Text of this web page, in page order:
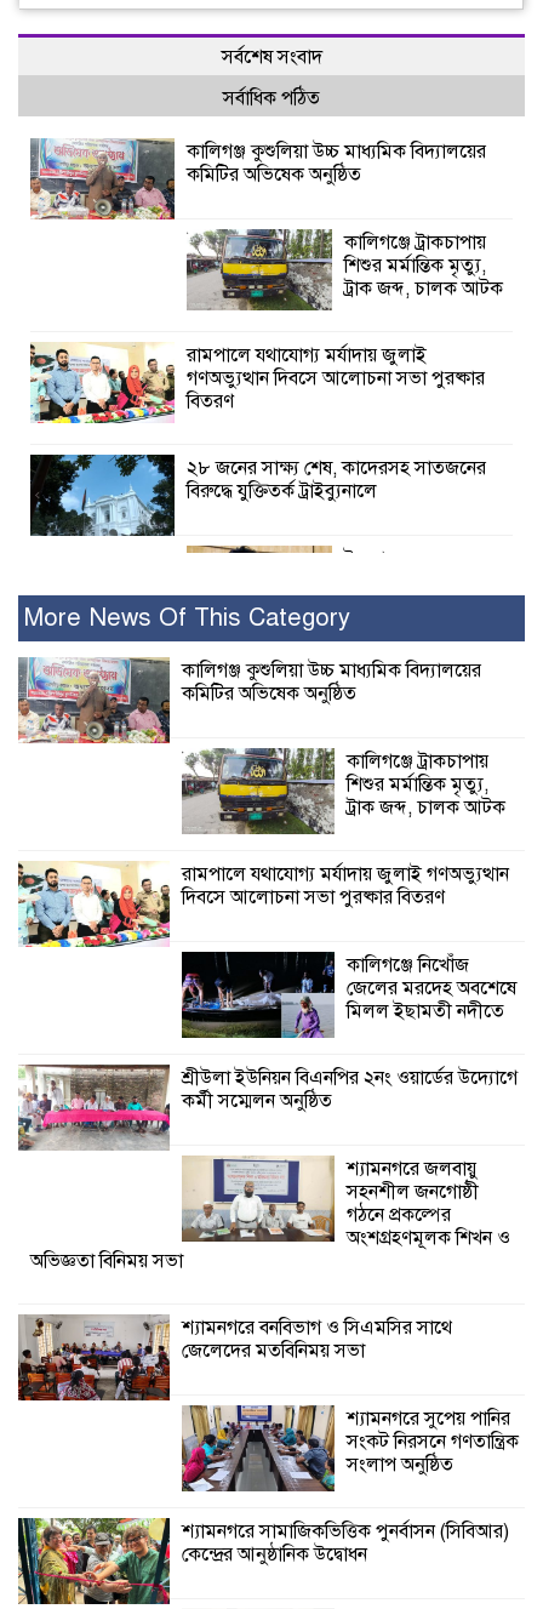
সর্বশেষ সংবাদ
সর্বাধিক পঠিত
কালিগঞ্জ কুশুলিয়া উচ্চ মাধ্যমিক বিদ্যালয়ের
কমিটির অভিষেক অনুষ্ঠিত
কালিগঞ্জে ট্রাকচাপায়
শিশুর মর্মান্তিক মৃত্যু,
ট্রাক জব্দ, চালক আটক
রামপালে যথাযোগ্য মর্যাদায় জুলাই
গণঅভ্যুত্থান দিবসে আলোচনা সভা পুরষ্কার
বিতরণ
২৮ জনের সাক্ষ্য শেষ, কাদেরসহ সাতজনের
বিরুদ্ধে যুক্তিতর্ক ট্রাইব্যুনালে
ইসলামের সবচেয়ে
নুর
পাঁচ মাসে সরকারের দোষ দিচ্ছেন, আপনারা
কালিগঞ্জে নিখোঁজ জেলের মরদেহ অবশেষে
মিলল ইছামতী নদীতে
শ্রীউলা ইউনিয়ন
অনুষ্ঠিত
শ্যামনগরে জলবায়ু সহনশীল জনগোষ্ঠী গঠনে
বিনিময় সভা
জেলেদের মতবিনিময় সভা
More News Of This Category
কালিগঞ্জ কুশুলিয়া উচ্চ মাধ্যমিক বিদ্যালয়ের
কমিটির অভিষেক অনুষ্ঠিত
কালিগঞ্জে ট্রাকচাপায়
শিশুর মর্মান্তিক মৃত্যু,
ট্রাক জব্দ, চালক আটক
রামপালে যথাযোগ্য মর্যাদায় জুলাই গণঅভ্যুত্থান
দিবসে আলোচনা সভা পুরষ্কার বিতরণ
কালিগঞ্জে নিখোঁজ
জেলের মরদেহ অবশেষে
মিলল ইছামতী নদীতে
শ্রীউলা ইউনিয়ন বিএনপির ২নং ওয়ার্ডের উদ্যোগে
কর্মী সম্মেলন অনুষ্ঠিত
শ্যামনগরে জলবায়ু
সহনশীল জনগোষ্ঠী
গঠনে প্রকল্পের
অংশগ্রহণমূলক শিখন ও
অভিজ্ঞতা বিনিময় সভা
শ্যামনগরে বনবিভাগ ও সিএমসির সাথে
জেলেদের মতবিনিময় সভা
শ্যামনগরে সুপেয় পানির
সংকট নিরসনে গণতান্ত্রিক
সংলাপ অনুষ্ঠিত
শ্যামনগরে সামাজিকভিত্তিক পুনর্বাসন (সিবিআর)
কেন্দ্রের আনুষ্ঠানিক উদ্বোধন